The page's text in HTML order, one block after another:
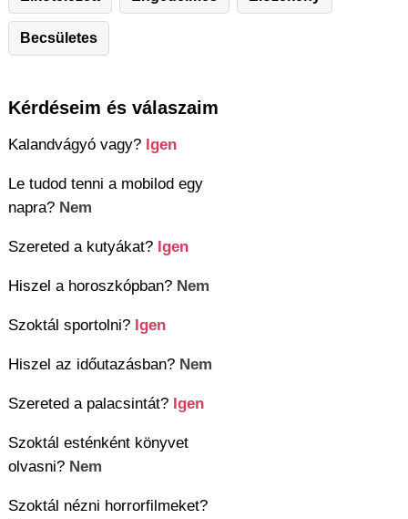
Becsületes
Kérdéseim és válaszaim
Kalandvágyó vagy? Igen
Le tudod tenni a mobilod egy
napra? Nem
Szereted a kutyákat? Igen
Hiszel a horoszkópban? Nem
Szoktál sportolni? Igen
Hiszel az időutazásban? Nem
Szereted a palacsintát? Igen
Szoktál esténként könyvet
olvasni? Nem
Szoktál nézni horrorfilmeket?